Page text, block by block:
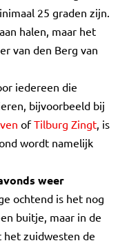
25 graden zijn.
halen, maar het
van den Berg van
iedereen die
bijvoorbeeld bij
ofTilburg Zingt, is
wordt namelijk
weer
ochtend is het nog
buitje, maar in de
het zuidwesten de